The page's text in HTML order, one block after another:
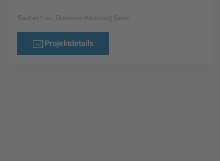
Bauherr: ev. Diakonie Hamburg Sasel
Projektdetails